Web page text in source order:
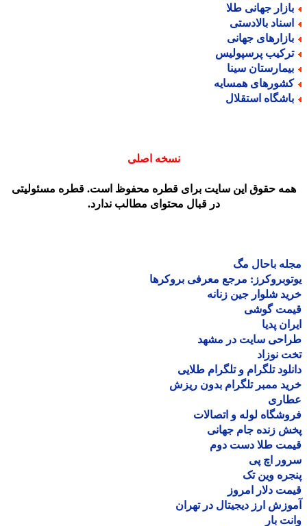
جهانی طلا
بالادستی
جهانی
پرسپولیس
سینا
همسایه
استقلال
نسخه اصلی
حقوق این سایت برای قطره محفوظ است. قطره مسئولیتی
در قبال محتوای مطالب ندارد.
باحال مگ
مرجع معرفی بروکرها
شلوار جین زنانه
گوشی
پدیا
سایت در مشهد
نوزاد
تلگرام و تلگرام طلایی
ممبر تلگرام بدون ریزش
لوله و اتصالات
زنده جام جهانی
طلا دست دوم
اچ پی
وین تک
دلار امروز
ارز دیجیتال در تهران
بار